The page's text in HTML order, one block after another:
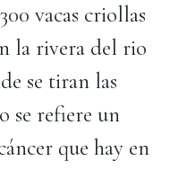
vacas criollas
la rivera del rio
se tiran las
se refiere un
que hay en